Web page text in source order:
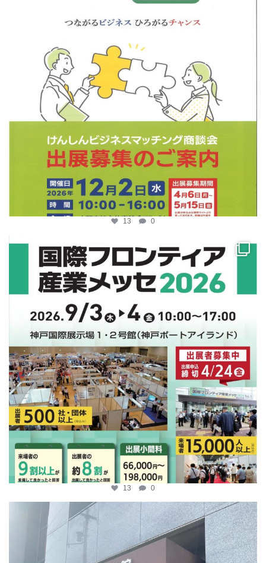
13 0
4月 10
13 0